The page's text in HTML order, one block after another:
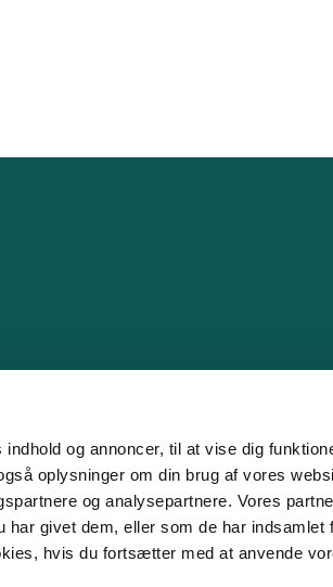
og annoncer, til at vise dig
oplysninger om din brug af vores
og analysepartnere. Vores
har givet dem, eller som de har indsamlet
hvis du fortsætter med at anvende